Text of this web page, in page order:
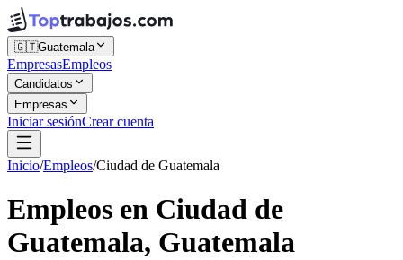
🇬🇹Guatemala
EmpresasEmpleos
Candidatos
Empresas
Iniciar sesiónCrear cuenta
Inicio/Empleos/Ciudad de Guatemala
Empleos en Ciudad de
Guatemala, Guatemala